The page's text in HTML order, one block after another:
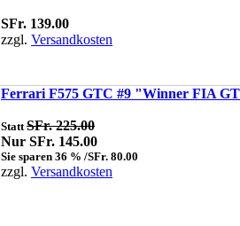
SFr. 139.00
zzgl. Versandkosten
Ferrari F575 GTC #9 "Winner FIA
Statt SFr. 225.00
Nur SFr. 145.00
Sie sparen 36 % /SFr. 80.00
zzgl. Versandkosten